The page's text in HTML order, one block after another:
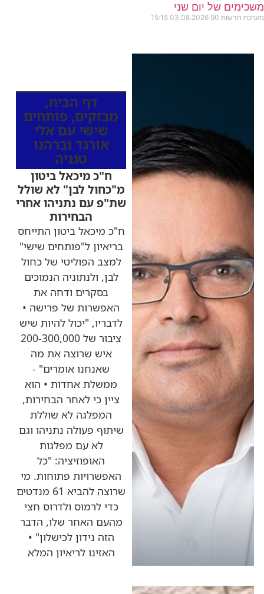
משכימים של יום שני
מערכת חדשות 90 03.08.2026
15:15
דף הבית,
מבזקים, פותחים
שישי עם אלי
אורגד וברהנו
טגניה
ח"כ מיכאל ביטון
מ"כחול לבן" לא שולל
שת"פ עם נתניהו אחרי
הבחירות
ח"כ מיכאל ביטון התייחס
בריאיון ל"פותחים שישי"
למצב הפוליטי של כחול
לבן, ולנתוניה הנמוכים
בסקרים ודחה את
האפשרות של פרישה •
לדבריו, "יכול להיות שיש
ציבור של 200-300,000
איש שרוצה את מה
שאנחנו אומרים" -
ממשלת אחדות • הוא
ציין כי לאחר הבחירות,
המפלגה לא שוללת
שיתוף פעולה נתניהו וגם
לא עם מפלגות
האופוזיציה: "כל
האפשרויות פתוחות. מי
שרוצה להביא 61 מנדטים
כדי לרמוס ולדרוס חצי
מהעם האחר שלו, הדבר
הזה נידון לכישלון" •
האזינו לריאיון המלא